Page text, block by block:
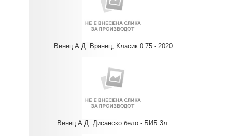
Венец А.Д. Вранец, Класик 0.75 - 2020
Венец А.Д. Дисанско бело - БИБ 3л.